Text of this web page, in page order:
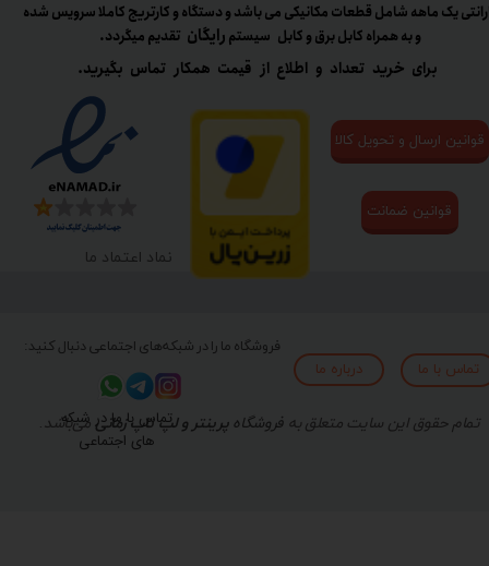
تمام حقوق این سایت متعلق به فروشگاهپرینتر و لپ تاپ زمانی می‌باشد.
فروشگاه ما را در شبکه‌های اجتماعی دنبال کنید:
نماد اعتماد ما
تماس با ما درباره ما
برای خرید تعداد و اطلاع از قیمت همکار تماس بگیرید.
تماس با ما در شبکه
های اجتماعی
یک ماهه شامل قطعات مکانیکی می باشد و دستگاه و کارتریج کاملا سرویس شده
و به همراه کابل برق و کابل سیستم رایگان تقدیم میگردد.​​​​​​​
قوانین ارسال و تحویل کالا
قوانین ضمانت